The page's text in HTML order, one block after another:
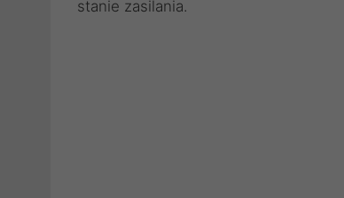
stanie zasilania.